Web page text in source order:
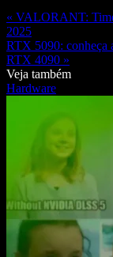
« VALORANT:
2025
RTX 5090: conheça
RTX 4090 »
Veja também
Hardware